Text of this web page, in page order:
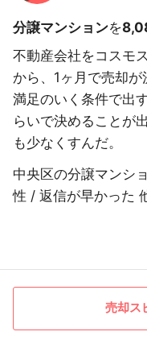
分譲マンションを
不動産会社をコスモ
から、1ヶ月で売却
満足のいく条件で出
らいで決めることが
も少なくすんだ。
中央区の分譲マンシ
性 / 返信が早かった
売却ス